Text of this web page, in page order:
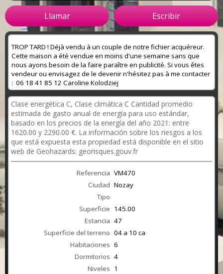
Llamar Escribir
TROP TARD ! Déjà vendu à un couple de notre fichier acquéreur.
Cette maison a été vendue en moins d'une semaine sans que
nous ayons besoin de la faire paraître en publicité. Si vous êtes
vendeur ou envisagez de le devenir n'hésitez pas à me contacter
: 06 18 41 85 12 Caroline Kolodziej
Clase energética C, Clase climática C Cantidad promedio
estimada de gasto anual de energía para uso estándar,
basado en los precios de la energía del año 2021: entre
1620.00 y 2290.00 €. La información sobre los riesgos a los
que está expuesta esta propiedad está disponible en el sitio
web de Geohazards: georisques.gouv.fr
Referencia VM470
Ciudad Nozay
Tipo
Superficie 145.00
Estancia 47
Superficie del terreno 04 a 10 ca
Habitaciones 6
Dormitorios 4
Niveles 1